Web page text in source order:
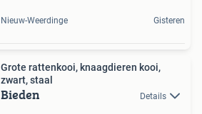
Nieuw-Weerdinge Gisteren
Grote rattenkooi, knaagdieren kooi,
zwart, staal
Bieden Details